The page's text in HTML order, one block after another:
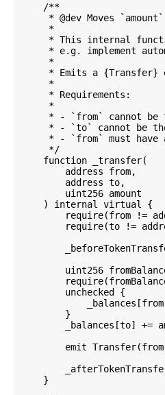
    /**
* @dev Moves
     *
* This internal
* e.g. implement
     *
* Emits a {Transfer}
     *
     * Requirements:
     *
* - `from` cannot be
* - `to` cannot be
* - `from` must have
     */
    function _transfer(
        address from,
        address to,
        uint256 amount
    ) internal virtual {
require(from !=
require(to !=
uint256
        unchecked {
        }
_balances[to] +=
emit
    }